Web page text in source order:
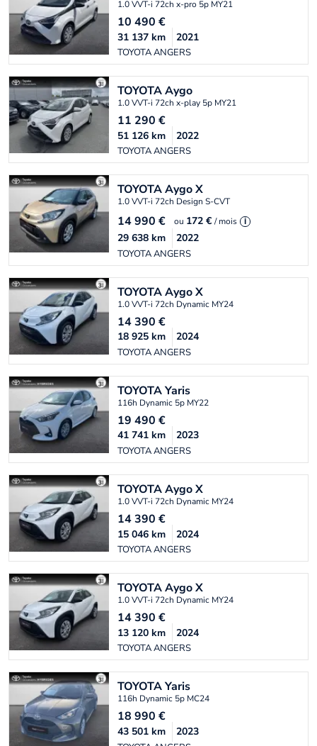
1.0 VVT-i 72ch x-pro 5p MY21
10 490 €
TOYOTA ANGERS
31 137 km 2021
TOYOTAAygo
1.0 VVT-i 72ch x-play 5p MY21
11 290 €
TOYOTA ANGERS
51 126 km 2022
TOYOTAAygo X
1.0 VVT-i 72ch Design S-CVT
14 990 € ou 172 € / mois i
TOYOTA ANGERS
29 638 km 2022
TOYOTAAygo X
1.0 VVT-i 72ch Dynamic MY24
14 390 €
TOYOTA ANGERS
18 925 km 2024
TOYOTAYaris
116h Dynamic 5p MY22
19 490 €
TOYOTA ANGERS
41 741 km 2023
TOYOTAAygo X
1.0 VVT-i 72ch Dynamic MY24
14 390 €
TOYOTA ANGERS
15 046 km 2024
TOYOTAAygo X
1.0 VVT-i 72ch Dynamic MY24
14 390 €
TOYOTA ANGERS
13 120 km 2024
TOYOTAYaris
116h Dynamic 5p MC24
18 990 €
43 501 km 2023